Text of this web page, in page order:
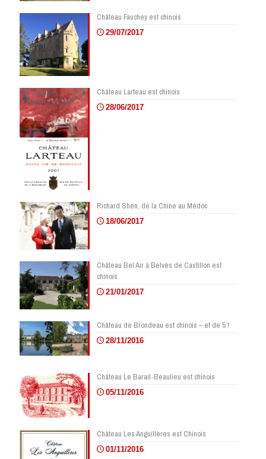
Château Fauchey est chinois
29/07/2017
Château Larteau est chinois
28/06/2017
Richard Shen, de la Chine au Médoc
18/06/2017
Château Bel Air à Belvès de Castillon est
chinois
21/01/2017
Château de Brondeau est chinois – et de 5 !
28/11/2016
Château Le Barail-Beaulieu est chinois
05/11/2016
Château Les Anguillères est Chinois
01/11/2016